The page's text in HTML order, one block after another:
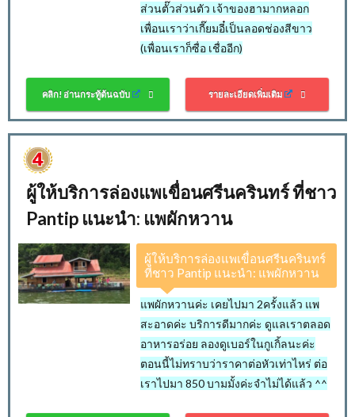
ส่วนตั๊วส่วนตัว เจ้าของฮามากหลอก
เพื่อนเราว่าเกี๊ยมอี๋เป็นลอดช่องสีขาว
(เพื่อนเราก็ซื่อ เชื่ออีก)
คลิก! อ่านกระทู้ต้นฉบับ รายละเอียดเพิ่มเติม
ผู้ให้บริการล่องแพเขื่อนศรีนครินทร์ ที่ชาว
Pantip แนะนำ: แพผักหวาน
ผู้ให้บริการล่องแพเขื่อนศรีนครินทร์
ที่ชาว Pantip แนะนำ: แพผักหวาน
แพผักหวานค่ะ เคยไปมา 2ครั้งแล้ว แพ
สะอาดค่ะ บริการดีมากค่ะ ดูแลเราตลอด
อาหารอร่อย ลองดูเบอร์ในกูเกิ้ลนะค่ะ
ตอนนี้ไม่ทราบว่าราคาต่อหัวเท่าไหร่ ต่อ
เราไปมา 850 บามมั้งค่ะจำไม่ได้แล้ว ^^